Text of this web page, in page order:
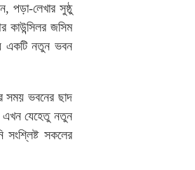
পড়া-লেখার সুষ্ঠু
কাউন্সিলর জসিম
একটি নতুন ভবন
সময় ভবনের ছাদ
এখন যেহেতু নতুন
সকলের